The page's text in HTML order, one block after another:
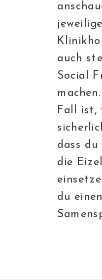
auch
Social
Fall ist,
dass
die
du einen